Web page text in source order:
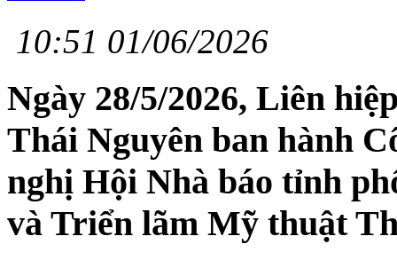
10:51 01/06/2026
Ngày 28/5/2026, Liên
Thái Nguyên ban hành
nghị Hội Nhà báo tỉnh
và Triển lãm Mỹ thuật